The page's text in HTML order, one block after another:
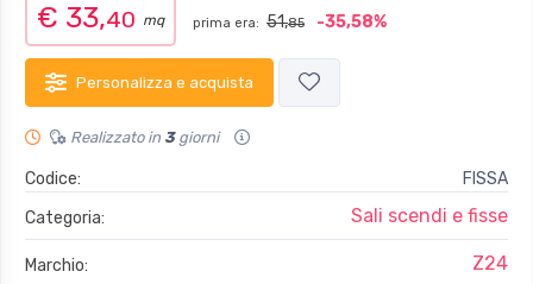
€ 33,40 mq prima era: 51,85 -35,58%
Personalizza e acquista
Realizzato in 3giorni
Codice:
FISSA
Categoria:
Sali scendi e fisse
Marchio: Z24